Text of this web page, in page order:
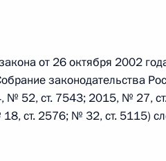
первой и статью 227–1 части
от 26 октября 2002
законодательства
№ 52, ст. 7543; 2015, № 27,
ст. 2576; № 32, ст. 5115)